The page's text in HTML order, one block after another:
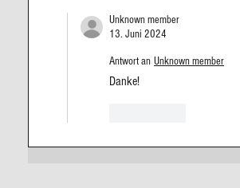
Unknown member
13. Juni 2024
Antwort an Unknown member
Danke!